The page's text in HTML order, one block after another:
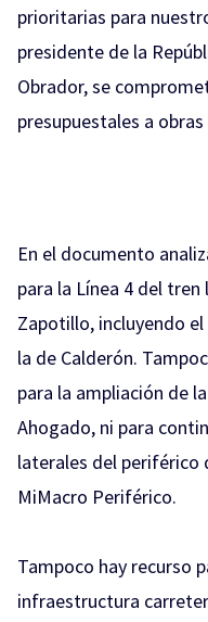
prioritarias para
presidente de la
Obrador, se
presupuestales a obras
En el documento
para la Línea 4 del
Zapotillo, incluyendo
la de Calderón.
para la ampliación de
Ahogado, ni para
laterales del periférico
MiMacro Periférico.
Tampoco hay recurso
infraestructura